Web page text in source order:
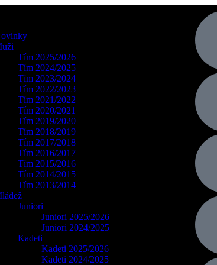
Tím 2025/2026
Tím 2024/2025
Tím 2023/2024
Tím 2022/2023
Tím 2021/2022
Tím 2020/2021
Tím 2019/2020
Tím 2018/2019
Tím 2017/2018
Tím 2016/2017
Tím 2015/2016
Tím 2014/2015
Tím 2013/2014
Juniori
Juniori 2025/2026
Juniori 2024/2025
Kadeti
Kadeti 2025/2026
Kadeti 2024/2025